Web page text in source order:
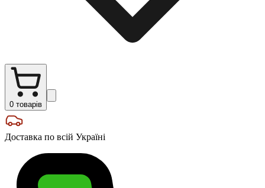
0 товарів
Доставка по всій Україні